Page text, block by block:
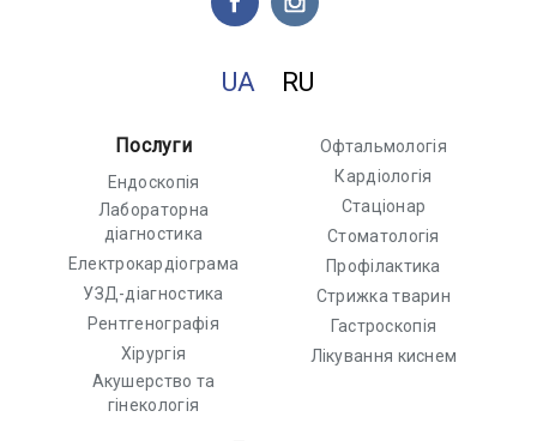
UA RU
Послуги
Ендоскопія
Лабораторна
діагностика
Електрокардіограма
УЗД-діагностика
Рентгенографія
Хірургія
Акушерство та
гінекологія
Офтальмологія
Кардіологія
Стаціонар
Стоматологія
Профілактика
Стрижка тварин
Гастроскопія
Лікування киснем